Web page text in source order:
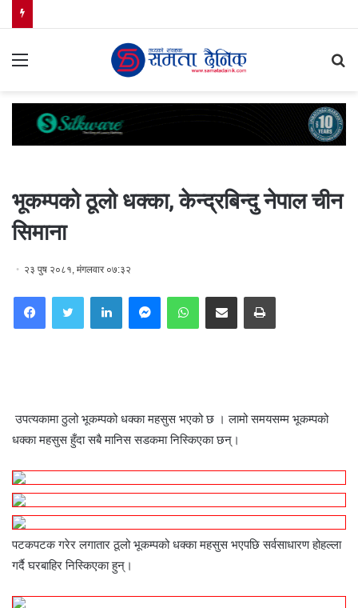
भूकम्पको ठूलो धक्का, केन्द्रबिन्दु नेपाल चीन
सिमाना
२३ पुष २०८१, मंगलवार ०७:३२
उपत्यकामा ठुलो भूकम्पको धक्का महसुस भएको छ । लामो समयसम्म भूकम्पको
धक्का महसुस हुँदा सबै मानिस सडकमा निस्किएका छन्।
पटकपटक गरेर लगातार ठूलो भूकम्पको धक्का महसुस भएपछि सर्वसाधारण होहल्ला
गर्दै घरबाहिर निस्किएका हुन्।